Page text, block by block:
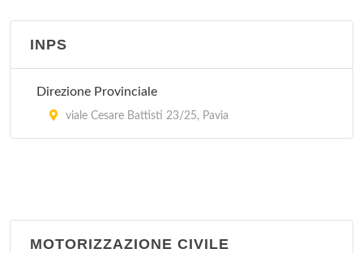
INPS
Direzione Provinciale
viale Cesare Battisti 23/25, Pavia
MOTORIZZAZIONE CIVILE